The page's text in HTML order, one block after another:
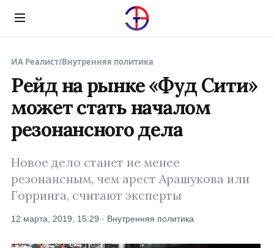
Menu
ИА Реалист/Внутренняя политика
Рейд на рынке «Фуд Сити»
может стать началом
резонансного дела
Новое дело станет не менее
резонансным, чем арест Арашукова или
Горринга, считают эксперты
12 марта, 2019, 15:29 · Внутренняя политика